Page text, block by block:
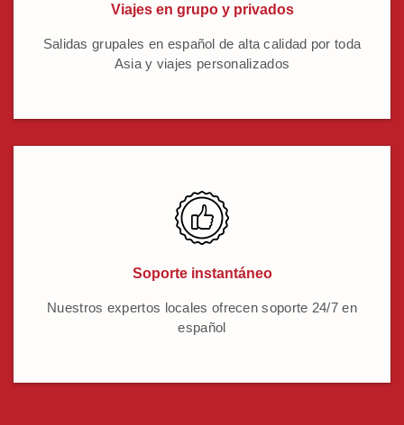
Viajes en grupo y privados
Salidas grupales en español de alta calidad por toda
Asia y viajes personalizados
Soporte instantáneo
Nuestros expertos locales ofrecen soporte 24/7 en
español